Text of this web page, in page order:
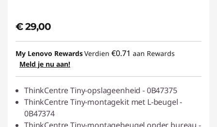
€ 29,00
My Lenovo RewardsVerdien €0.71 aan Rewards
Meld je nu aan!
ThinkCentre Tiny-opslageenheid - 0B47375
ThinkCentre Tiny-montagekit met L-beugel -
0B47374